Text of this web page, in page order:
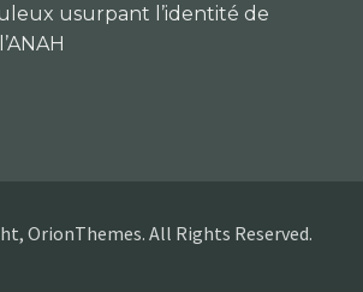
usurpant l’identité de
OrionThemes. All Rights Reserved.